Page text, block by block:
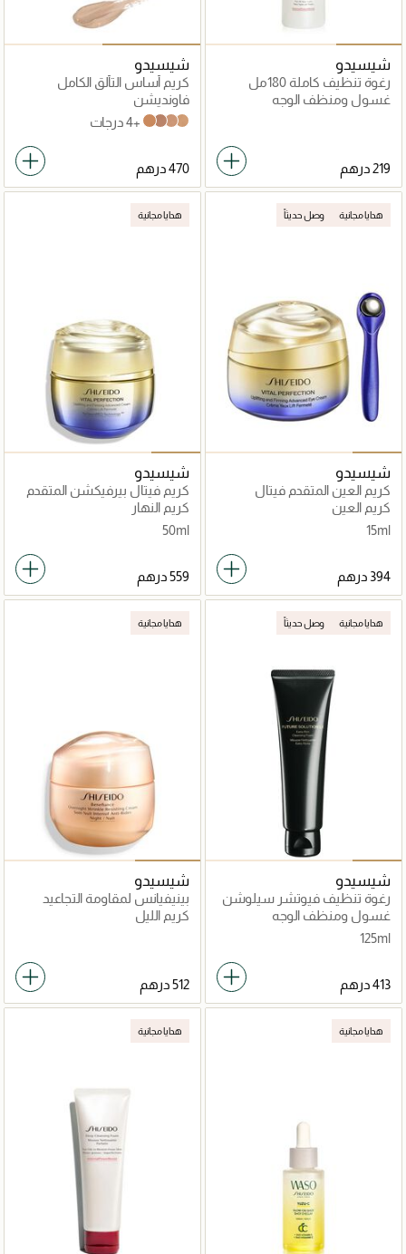
شيسيدو
رغوة تنظيف كاملة 180مل
غسول ومنظف الوجه
شيسيدو
كريم أساس التألق الكامل
فيوتشر سوليوشن إل إكس E
فاونديشن
golden 3
Neutral 2
Neutral 3
Neutral 4
+4 درجات
هدايا مجانية وصل حديثاً
شيسيدو
كريم العين المتقدم فيتال
بيرفكشن لشدّ وتماسك البشرة
كريم العين
15ml
هدايا مجانية
شيسيدو
كريم فيتال بيرفيكشن المتقدم
لشد البشرة وتقويتها
كريم النهار
50ml
هدايا مجانية وصل حديثاً
شيسيدو
رغوة تنظيف فيوتشر سيلوشن
ايل اكس فاخرة فائقة الترطيب
غسول ومنظف الوجه
125ml
هدايا مجانية
شيسيدو
بينيفيانس لمقاومة التجاعيد
كريم الليل
هدايا مجانية هدايا مجانية